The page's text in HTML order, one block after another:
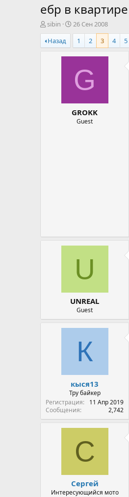
ебр в
А
в
т
о
sibin
Д
а
а
н
ч
а
а
26 Сен 2008
Назад
1 2 3 4 5
G
GROKK
Guest
U
UNREAL
Guest
К
кыся13
Тру байкер
Регистрация
11 Апр 2019
Сообщения
2,742
С
Сергей
Интересующийся мото